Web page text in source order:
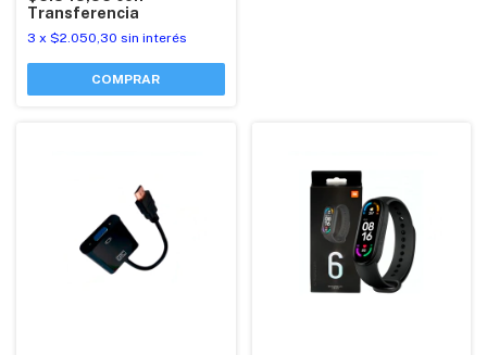
Transferencia
3 x $2.050,30 sin interés